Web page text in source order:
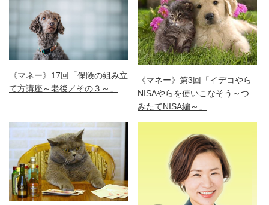
《マネー》17回「保険の組み立
て方講座～老後／その３～」
《マネー》第3回「イデコやら
NISAやらを使いこなそう～つ
みたてNISA編～」